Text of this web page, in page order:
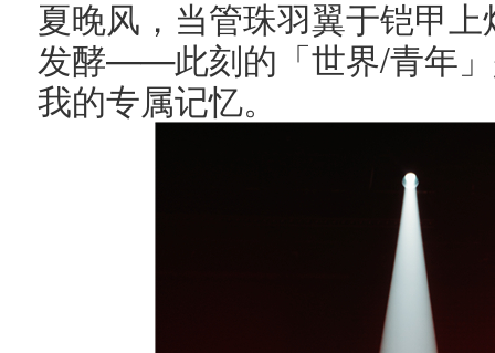
夏晚风，当管珠羽翼于铠甲
发酵——此刻的「世界/青年
我的专属记忆。